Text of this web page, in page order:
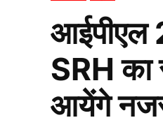
आईपीएल
SRH
आयेंगे